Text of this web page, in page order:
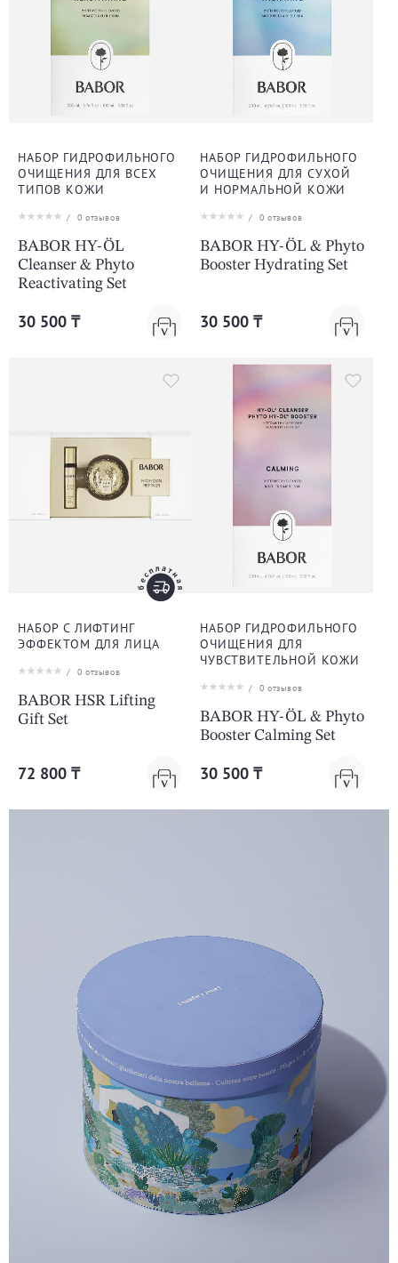
НАБОР ГИДРОФИЛЬНОГО
ОЧИЩЕНИЯ ДЛЯ ВСЕХ
ТИПОВ КОЖИ
/ 0 отзывов
BABOR HY-ÖL
Cleanser & Phyto
Reactivating Set
30 500 ₸
НАБОР ГИДРОФИЛЬНОГО
ОЧИЩЕНИЯ ДЛЯ СУХОЙ
И НОРМАЛЬНОЙ КОЖИ
/ 0 отзывов
BABOR HY-ÖL & Phyto
Booster Hydrating Set
30 500 ₸
НАБОР С ЛИФТИНГ
ЭФФЕКТОМ ДЛЯ ЛИЦА
/ 0 отзывов
BABOR HSR Lifting
Gift Set
72 800 ₸
НАБОР ГИДРОФИЛЬНОГО
ОЧИЩЕНИЯ ДЛЯ
ЧУВСТВИТЕЛЬНОЙ КОЖИ
/ 0 отзывов
BABOR HY-ÖL & Phyto
Booster Calming Set
30 500 ₸